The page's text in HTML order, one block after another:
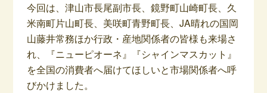
今回は、津山市長尾副市長、鏡野町山崎町長、久
米南町片山町長、美咲町青野町長、JA晴れの国岡
山藤井常務ほか行政・産地関係者の皆様も来場さ
れ、『ニューピオーネ』『シャインマスカット』
を全国の消費者へ届けてほしいと市場関係者へ呼
びかけました。